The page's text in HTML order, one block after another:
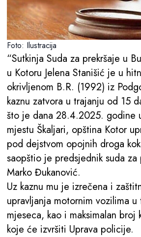
Foto: Ilustracija
“Sutkinja Suda za prekršaje u
u Kotoru Jelena Stanišić je u
okrivljenom B.R. (1992) iz
kaznu zatvora u trajanju od 15
što je dana 28.4.2025. godine
mjestu Škaljari, opština Kotor
pod dejstvom opojnih droga
saopštio je predsjednik suda za
Marko Đukanović.
Uz kaznu mu je izrečena i
upravljanja motornim vozilima
mjeseca, kao i maksimalan broj
koje će izvršiti Uprava policije.